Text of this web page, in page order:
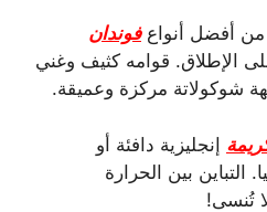
من أفضل أنواعفوندان
الإطلاق. قوامه كثيف وغني
شوكولاتة مركزة وعميقة.
إنجليزية دافئة أو
التباين بين الحرارة
تُنسى!